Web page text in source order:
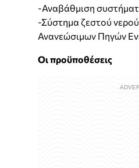
-Αναβάθμιση
-Σύστημα ζεστού
Ανανεώσιμων Πηγών
Οι προϋποθέσεις